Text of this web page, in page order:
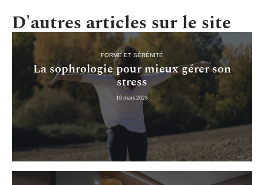
D'autres articles sur le site
FORME ET SÉRÉNITÉ
La sophrologie pour mieux gérer son
stress
10 mars 2026